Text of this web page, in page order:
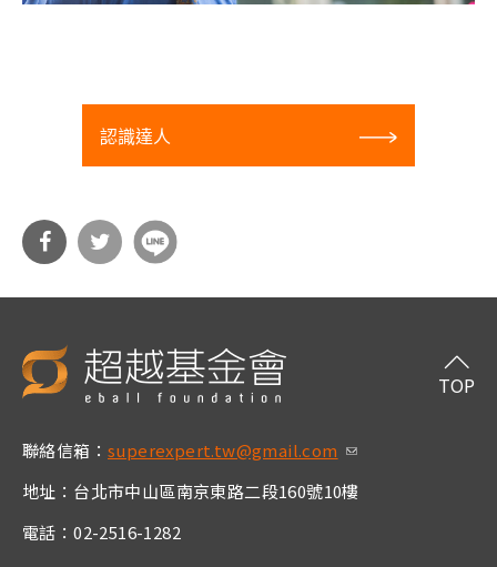
認識達人
cebo
witt
聯絡信箱： superexpert.tw@gmail.com (link sends e-m
地址：台北市中山區南京東路二段160號10樓
電話：02-2516-1282
TOP